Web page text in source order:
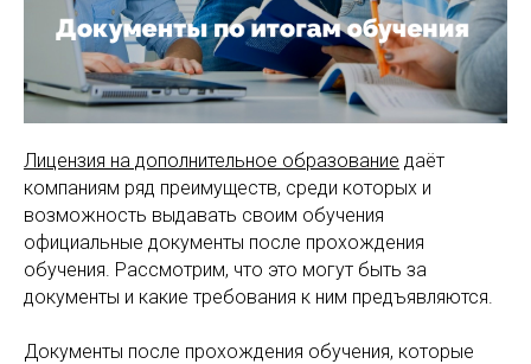
Лицензия на дополнительное образование даёт
компаниям ряд преимуществ, среди которых и
возможность выдавать своим обучения
официальные документы после прохождения
обучения. Рассмотрим, что это могут быть за
документы и какие требования к ним предъявляются.
️Документы после прохождения обучения, которые